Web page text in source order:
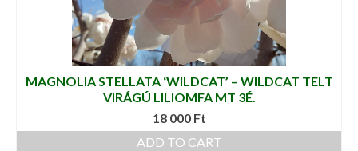
MAGNOLIA STELLATA ‘WILDCAT’ – WILDCAT TELT
VIRÁGÚ LILIOMFA MT 3É.
18 000 Ft
ADD TO CART